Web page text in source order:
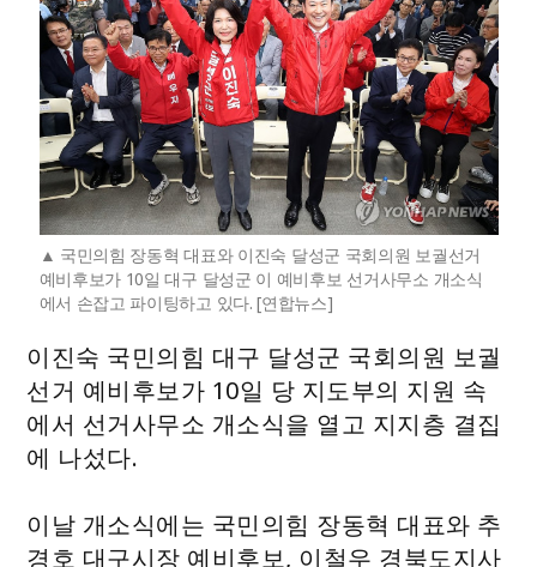
국민의힘 장동혁 대표와 이진숙 달성군 국회의원 보궐선거
예비후보가 10일 대구 달성군 이 예비후보 선거사무소 개소식
에서 손잡고 파이팅하고 있다. [연합뉴스]
이진숙 국민의힘 대구 달성군 국회의원 보궐
선거 예비후보가 10일 당 지도부의 지원 속
에서 선거사무소 개소식을 열고 지지층 결집
에 나섰다.
이날 개소식에는 국민의힘 장동혁 대표와 추
경호 대구시장 예비후보, 이철우 경북도지사